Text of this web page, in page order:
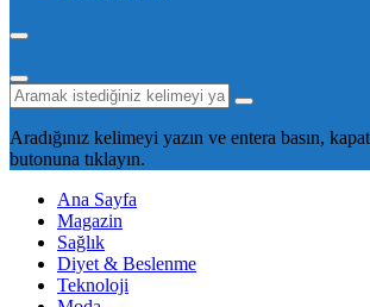
Aradığınız kelimeyi yazın ve entera basın,
butonuna tıklayın.
Ana Sayfa
Magazin
Sağlık
Diyet & Beslenme
Teknoloji